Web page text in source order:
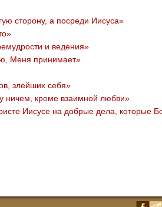
сторону, а посреди Иисуса»
и ведения»
Меня принимает»
злейших себя»
ничем, кроме взаимной любви»
Иисусе на добрые дела, которые